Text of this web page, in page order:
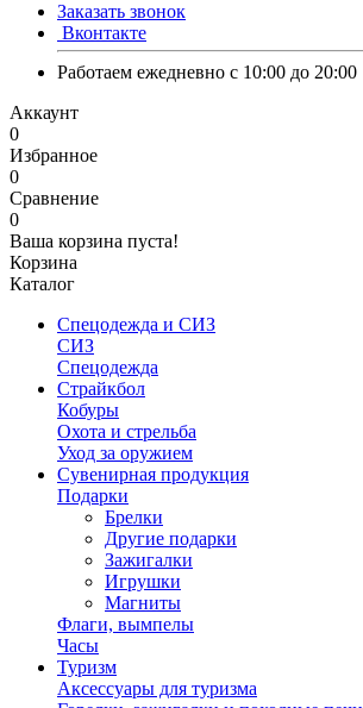
Заказать звонок
Вконтакте
Работаем ежедневно с 10:00 до 20:00
Аккаунт
0
Избранное
0
Сравнение
0
Ваша корзина пуста!
Корзина
Каталог
Спецодежда и СИЗ
СИЗ
Спецодежда
Страйкбол
Кобуры
Охота и стрельба
Уход за оружием
Сувенирная продукция
Подарки
Брелки
Другие подарки
Зажигалки
Игрушки
Магниты
Флаги, вымпелы
Часы
Туризм
Аксессуары для туризма